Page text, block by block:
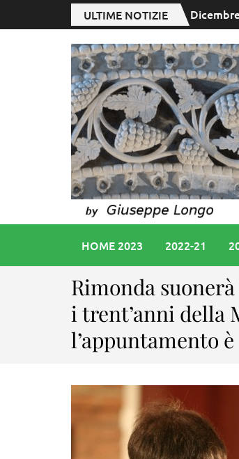
ULTIME NOTIZIE
HOME 2023 2022-21
Rimonda
i trent’anni della
l’appuntamento